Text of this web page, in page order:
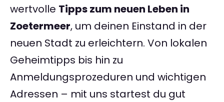
wertvolle Tipps zum neuen Leben in
Zoetermeer, um deinen Einstand in der
neuen Stadt zu erleichtern. Von lokalen
Geheimtipps bis hin zu
Anmeldungsprozeduren und wichtigen
Adressen – mit uns startest du gut